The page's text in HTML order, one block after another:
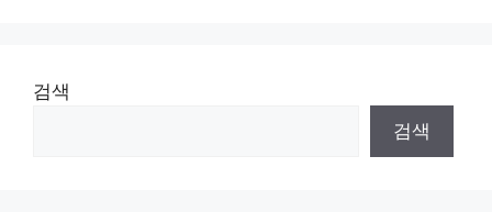
검색
검색